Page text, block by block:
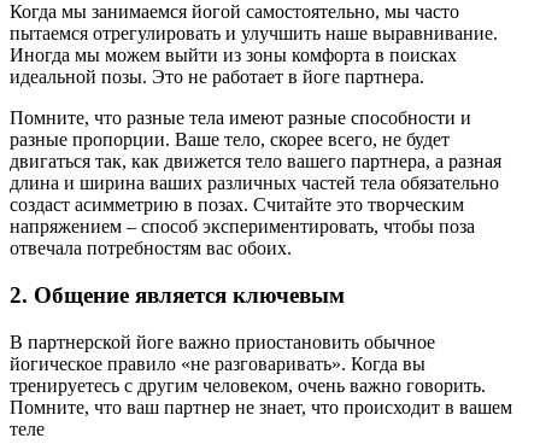
Когда мы занимаемся йогой самостоятельно, мы часто
пытаемся отрегулировать и улучшить наше выравнивание.
Иногда мы можем выйти из зоны комфорта в поисках
идеальной позы. Это не работает в йоге партнера.
Помните, что разные тела имеют разные способности и
разные пропорции. Ваше тело, скорее всего, не будет
двигаться так, как движется тело вашего партнера, а разная
длина и ширина ваших различных частей тела обязательно
создаст асимметрию в позах. Считайте это творческим
напряжением – способ экспериментировать, чтобы поза
отвечала потребностям вас обоих.
2. Общение является ключевым
В партнерской йоге важно приостановить обычное
йогическое правило «не разговаривать». Когда вы
тренируетесь с другим человеком, очень важно говорить.
Помните, что ваш партнер не знает, что происходит в вашем
теле